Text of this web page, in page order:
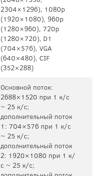
2304×1296), 1080p
(1920×1080), 960p
(1280×960), 720p
(1280×720), D1
(704×576), VGA
(640×480), CIF
(352×288)
Основной поток:
2688×1520 при 1 к/с
~ 25 к/с;
дополнительный поток
1: 704×576 при 1 к/с
~ 25 к/с;
дополнительный поток
2: 1920×1080 при 1 к/
с ~ 25 к/с;